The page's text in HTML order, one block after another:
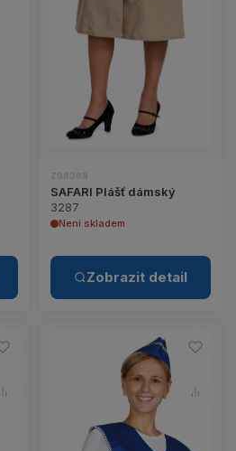
Z98308
SAFARI Plášť dámský
3287
Není skladem
Zobrazit detail
Do oblíbených – ŠATOVÁ
Porovnat – ŠATOVÁ Zástěra-
Do